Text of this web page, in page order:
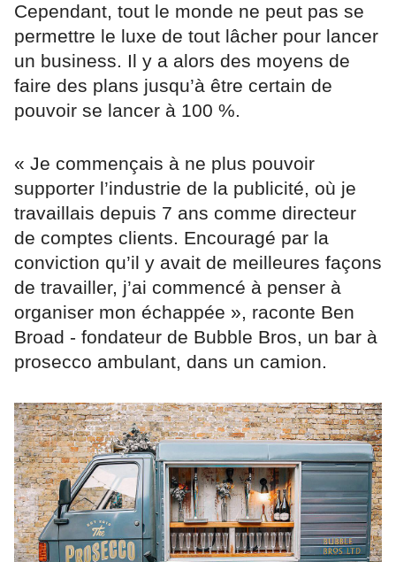
Cependant, tout le monde ne peut pas se
permettre le luxe de tout lâcher pour lancer
un business. Il y a alors des moyens de
faire des plans jusqu’à être certain de
pouvoir se lancer à 100 %.
« Je commençais à ne plus pouvoir
supporter l’industrie de la publicité, où je
travaillais depuis 7 ans comme directeur
de comptes clients. Encouragé par la
conviction qu’il y avait de meilleures façons
de travailler, j’ai commencé à penser à
organiser mon échappée », raconte Ben
Broad - fondateur de Bubble Bros, un bar à
prosecco ambulant, dans un camion.